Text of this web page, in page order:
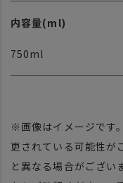
内容量(ml)
750ml
※画像はイメージです
更されている可能性が
と異なる場合がござい